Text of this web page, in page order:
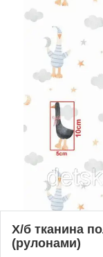
Х/б тканина
(рулонами)